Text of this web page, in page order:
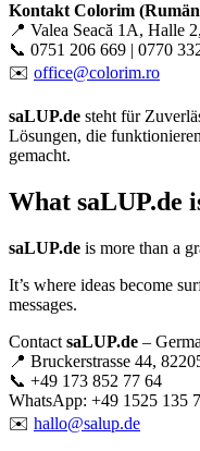
Kontakt Colorim
📍 Valea Seacă 1A, Halle
📞 0751 206 669 | 0770
✉️ office@colorim.ro
saLUP.de steht für
Lösungen, die
gemacht.
What saLUP.de
saLUP.de is more than a
It’s where ideas become
messages.
Contact saLUP.de –
📍 Bruckerstrasse 44,
📞 +49 173 852 77 64
WhatsApp: +49 1525 135
✉️ hallo@salup.de